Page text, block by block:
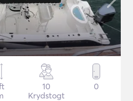
10
Krydstogt
0